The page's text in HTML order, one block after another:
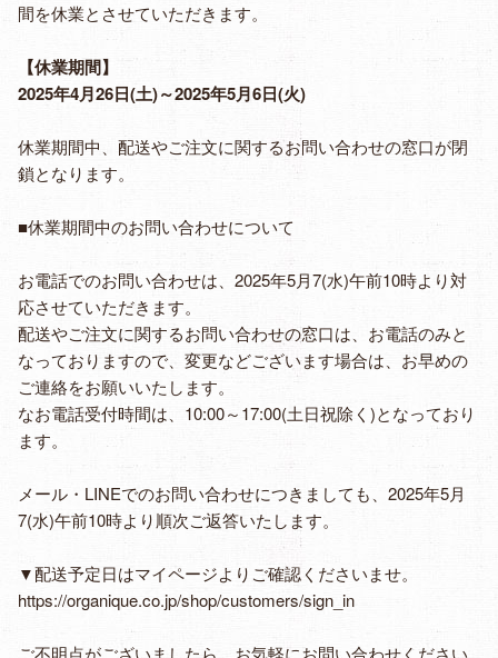
間を休業とさせていただきます。
【休業期間】
2025年4月26日(土)～2025年5月6日(火)
休業期間中、配送やご注文に関するお問い合わせの窓口が閉
鎖となります。
■休業期間中のお問い合わせについて
お電話でのお問い合わせは、2025年5月7(水)午前10時より対
応させていただきます。
配送やご注文に関するお問い合わせの窓口は、お電話のみと
なっておりますので、変更などございます場合は、お早めの
ご連絡をお願いいたします。
なお電話受付時間は、10:00～17:00(土日祝除く)となっており
ます。
メール・LINEでのお問い合わせにつきましても、2025年5月
7(水)午前10時より順次ご返答いたします。
▼配送予定日はマイページよりご確認くださいませ。
https://organique.co.jp/shop/customers/sign_in
ご不明点がございましたら、お気軽にお問い合わせください